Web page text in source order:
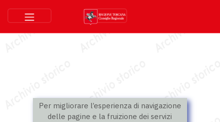
Per migliorare l’esperienza di navigazione
delle pagine e la fruizione dei servizi